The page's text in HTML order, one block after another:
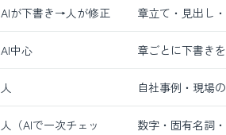
AIが下書き→人が修正 章立て・見出し
AI中心 章ごとに下書き
人 自社事例・現場
人（AIで一次チェッ
数字・固有名詞